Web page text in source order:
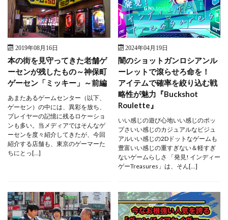
2019年08月16日
本の街を見守ってきた老舗ゲ
ーセンが残したもの～神保町
ゲーセン「ミッキー」～前編
あまたあるゲームセンター（以下、
ゲーセン）の中には、異彩を放ち、
プレイヤーの記憶に残るロケーショ
ンも多い。当メディアではそんなゲ
ーセンを度々紹介してきたが、今回
紹介する店舗も、東京のゲーマーた
ちにとっ[…]
2024年04月19日
闇のショットガンロシアンル
ーレットで滾らせろ命を！
アイテムで確率を絞り込む戦
略性が魅力『Buckshot
Roulette』
いい感じの遊び心地いい感じのポッ
プさいい感じのカジュアルなビジュ
アルいい感じの2Dドットなゲームも
豊富いい感じの重すぎない＆軽すぎ
ないゲームらしさ 「発見! インディー
ゲーTreasures」は、そん[…]